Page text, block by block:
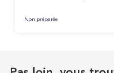
Non préparée